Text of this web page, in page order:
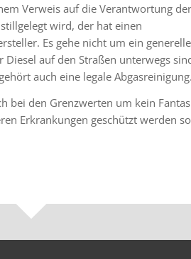
Verweis auf die Verantwortung der
wird, der hat einen
Es gehe nicht um ein
auf den Straßen unterwegs
auch eine legale Abgasreinigung.
bei den Grenzwerten um kein
Erkrankungen geschützt werden